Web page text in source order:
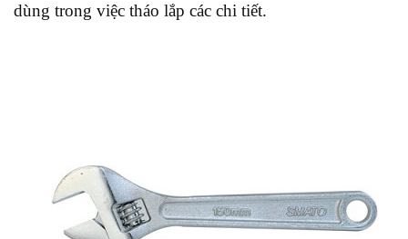
dùng trong việc tháo lắp các chi tiết.